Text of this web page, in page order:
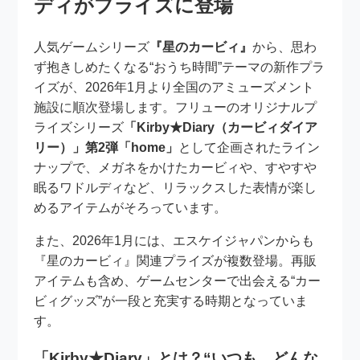
ディがプライズに登場
人気ゲームシリーズ 『星のカービィ』から、思わ
ず抱きしめたくなる“おうち時間”テーマの新作プラ
イズが、2026年1月より全国のアミューズメント
施設に順次登場します。フリューのオリジナルプ
ライズシリーズ 「Kirby★Diary（カービィダイア
リー）」第2弾「home」 として企画されたライン
ナップで、メガネをかけたカービィや、すやすや
眠るワドルディなど、リラックスした表情が楽し
めるアイテムがそろっています。
また、2026年1月には、エスケイジャパンからも
『星のカービィ』関連プライズが複数登場。再販
アイテムも含め、ゲームセンターで出会える“カー
ビィグッズ”が一段と充実する時期となっていま
す。